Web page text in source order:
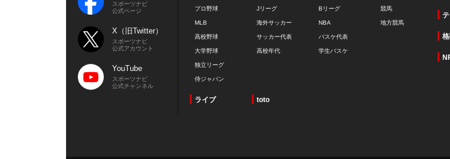
スポーツナビ
公式ページ
X（旧Twitter）
スポーツナビ
公式アカウント
YouTube
スポーツナビ
公式チャンネル
プロ野球
MLB
高校野球
大学野球
独立リーグ
侍ジャパン
Jリーグ
海外サッカー
サッカー代表
高校年代
Bリーグ
NBA
バスケ代表
学生バスケ
競馬
地方競馬
ライブ toto